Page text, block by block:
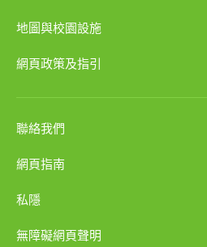
地圖與校園設施
網頁政策及指引
聯絡我們
網頁指南
私隱
無障礙網頁聲明